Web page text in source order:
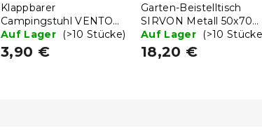
Klappbarer
Campingstuhl VENTO
38 cm, schwarz
Auf Lager (>10 Stücke)
3,90 €
Garten-Beistelltisch
SIRVON Metall 50x70
cm, schwarz
Auf Lager (>10
18,20 €